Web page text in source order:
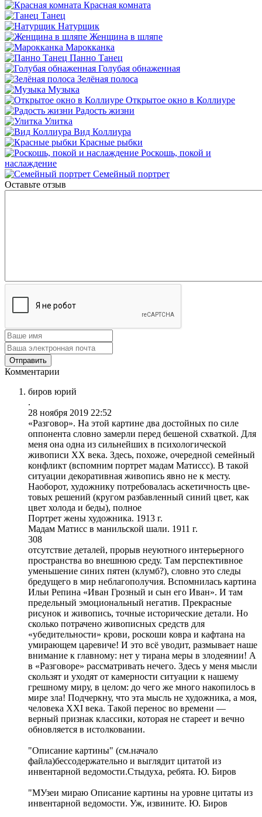
Красная комната
Танец
Натурщик
Женщина в шляпе
Марокканка
Панно Танец
Голубая обнаженная
Зелёная полоса
Музыка
Открытое окно в Коллиуре
Радость жизни
Улитка
Вид Коллиура
Красные рыбки
Роскошь, покой и
наслаждение
Семейный портрет
Оставьте отзыв
Комментарии
биров юрий
.
28 ноября 2019 22:52
«Разговор». На этой картине два достойных по силе
оппонента словно замерли перед бешеной схваткой. Для
меня она одна из сильнейших в психологической
живописи XX века. Здесь, похоже, очередной семейный
конфликт (вспомним портрет мадам Матиссс). В такой
ситуации декоративная живопись явно не к месту.
Наоборот, художнику потребовалась аскетичность цве-
товых решений (кругом разбавленный синий цвет, как
цвет холода и беды), полное
Портрет жены художника. 1913 г.
Мадам Матисс в манильской шали. 1911 г.
308
отсутствие деталей, прорыв неуютного интерьерного
пространства во внешнюю среду. Там перспективное
уменьшение синих пятен (клумб?), словно это следы
бредущего в мир неблагополучия. Вспомнилась картина
Ильи Репина «Иван Грозный и сын его Иван». И там
предельный эмоциональный негатив. Прекрасные
рисунок и живопись, точные исторические детали. Но
сколько потрачено живописных средств для
«убедительности» крови, роскоши ковра и кафтана на
умирающем царевиче! И это всё уводит, размывает наше
внимание к главному: нет у тирана меры в злодеянии! А
в «Разговоре» рассматривать нечего. Здесь у меня мысли
скользят и уходят от камерности ситуации к нашему
грешному миру, в целом: до чего же много накопилось в
мире зла! Подчеркну, что эта мысль не художника, а моя,
человека XXI века. Такой перенос во времени —
верный признак классики, которая не стареет и вечно
обновляется в истолковании.
"Описание картины" (см.начало
файла)бессодержательно и выглядит цитатой из
инвентарной ведомости.Стыдуха, ребята. Ю. Биров
"МУзеи мираю Описание картины на уровне цитаты из
инвентарной ведомости. Уж, извините. Ю. Биров